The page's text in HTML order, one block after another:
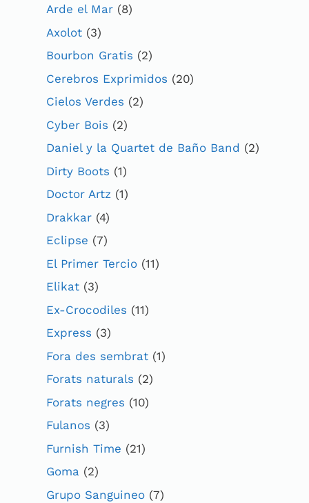
Arde el Mar (8)
Axolot (3)
Bourbon Gratis (2)
Cerebros Exprimidos (20)
Cielos Verdes (2)
Cyber Bois (2)
Daniel y la Quartet de Baño Band (2)
Dirty Boots (1)
Doctor Artz (1)
Drakkar (4)
Eclipse (7)
El Primer Tercio (11)
Elikat (3)
Ex-Crocodiles (11)
Express (3)
Fora des sembrat (1)
Forats naturals (2)
Forats negres (10)
Fulanos (3)
Furnish Time (21)
Goma (2)
Grupo Sanguineo (7)